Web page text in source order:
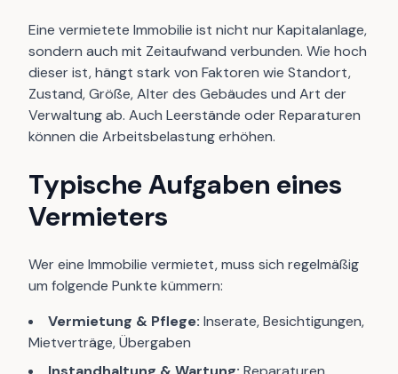
Eine vermietete Immobilie ist nicht nur Kapitalanlage,
sondern auch mit Zeitaufwand verbunden. Wie hoch
dieser ist, hängt stark von Faktoren wie Standort,
Zustand, Größe, Alter des Gebäudes und Art der
Verwaltung ab. Auch Leerstände oder Reparaturen
können die Arbeitsbelastung erhöhen.
Typische Aufgaben eines
Vermieters
Wer eine Immobilie vermietet, muss sich regelmäßig
um folgende Punkte kümmern:
Vermietung & Pflege: Inserate, Besichtigungen,
Mietverträge, Übergaben